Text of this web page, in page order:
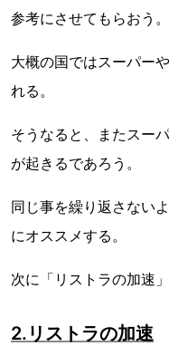
参考にさせてもらおう。
大概の国ではスーパー
れる。
そうなると、またスー
が起きるであろう。
同じ事を繰り返さない
にオススメする。
次に「リストラの加速」
2.リストラの加速